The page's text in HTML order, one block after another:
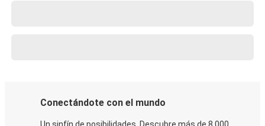
Conectándote con el mundo